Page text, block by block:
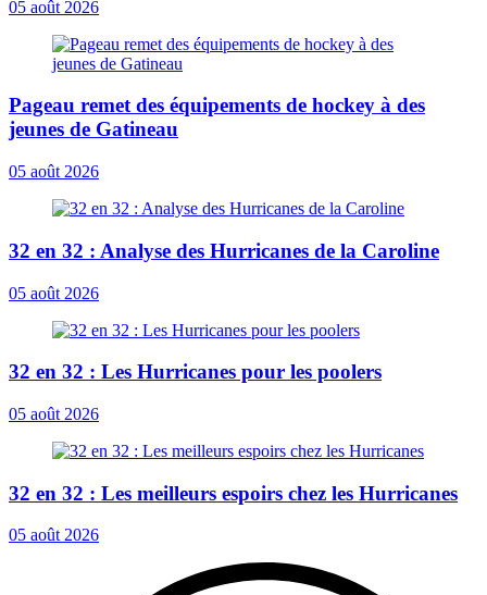
05 août 2026
Pageau remet des équipements de hockey à des
jeunes de Gatineau
05 août 2026
32 en 32 : Analyse des Hurricanes de la Caroline
05 août 2026
32 en 32 : Les Hurricanes pour les poolers
05 août 2026
32 en 32 : Les meilleurs espoirs chez les Hurricanes
05 août 2026